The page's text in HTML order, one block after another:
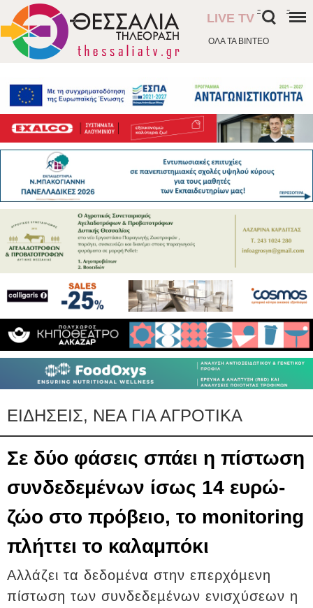
ΟΛΑ ΤΑ ΒΙΝΤΕΟ
LIVE TV
- -
ΕΙΔΗΣΕΙΣ, ΝΕΑ ΓΙΑ ΑΓΡΟΤΙΚΑ
Σε δύο φάσεις σπάει η πίστωση
συνδεδεμένων ίσως 14 ευρώ-
ζώο στο πρόβειο, το monitoring
πλήττει το καλαμπόκι
Αλλάζει τα δεδοµένα στην επερχόµενη
πίστωση των συνδεδεµένων ενισχύσεων η